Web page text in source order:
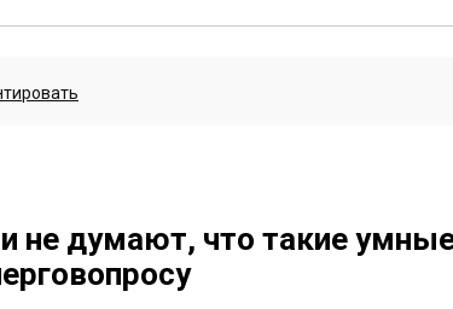
не думают, что такие